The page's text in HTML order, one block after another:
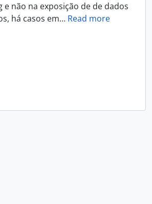
não na exposição de de dados
há casos em… Read more